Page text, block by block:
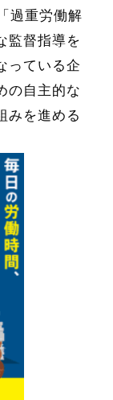
過重労働解
監督指導を
っている企
の自主的な
みを進める